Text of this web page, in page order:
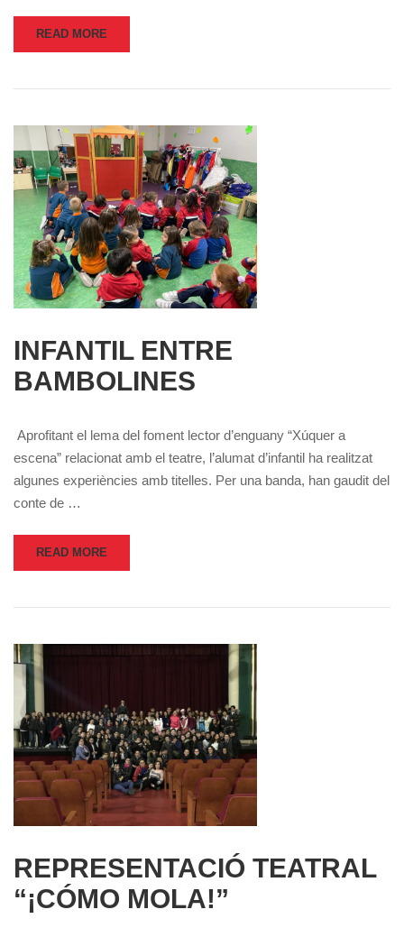
READ MORE
INFANTIL ENTRE
BAMBOLINES
Aprofitant el lema del foment lector d’enguany “Xúquer a
escena” relacionat amb el teatre, l’alumat d’infantil ha realitzat
algunes experiències amb titelles. Per una banda, han gaudit del
conte de …
READ MORE
REPRESENTACIÓ TEATRAL
“¡CÓMO MOLA!”